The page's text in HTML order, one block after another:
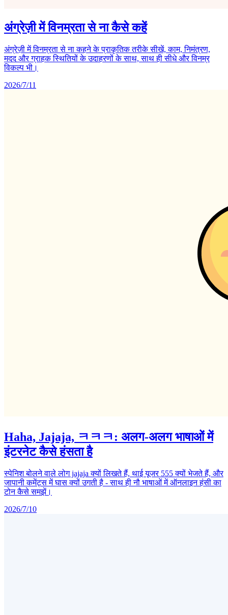
अंग्रेज़ी में विनम्रता से ना कैसे कहें
अंग्रेज़ी में विनम्रता से ना कहने के प्राकृतिक तरीके सीखें, काम, निमंत्रण,
मदद और ग्राहक स्थितियों के उदाहरणों के साथ, साथ ही सीधे और विनम्र
विकल्प भी।
2026/7/11
Haha, Jajaja, ㅋㅋㅋ: अलग-अलग भाषाओं में
इंटरनेट कैसे हंसता है
स्पेनिश बोलने वाले लोग jajaja क्यों लिखते हैं, थाई यूजर 555 क्यों भेजते हैं, और
जापानी कमेंट्स में घास क्यों उगती है - साथ ही नौ भाषाओं में ऑनलाइन हंसी का
टोन कैसे समझें।
2026/7/10